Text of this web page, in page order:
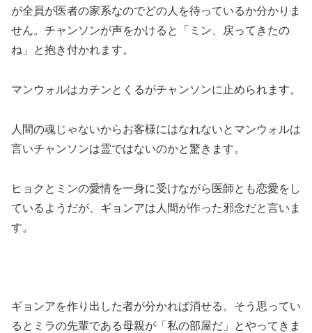
が全員が医者の家系なのでどの人を待っているか分かりま
せん。チャンソンが声をかけると「ミン、戻ってきたの
ね」と抱き付かれます。
マンウォルはカチンとくるがチャンソンに止められます。
人間の魂じゃないからお客様にはなれないとマンウォルは
言いチャンソンは霊ではないのかと驚きます。
ヒョクとミンの愛情を一身に受けながら医師とも恋愛をし
ているようだが、ギョンアは人間が作った邪念だと言いま
す。
ギョンアを作り出した者が分かれば消せる。そう思ってい
るとミラの先輩である母親が「私の部屋だ」とやってきま